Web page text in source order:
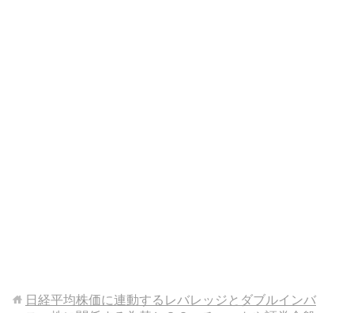
日経平均株価に連動するレバレッジとダブルインバ